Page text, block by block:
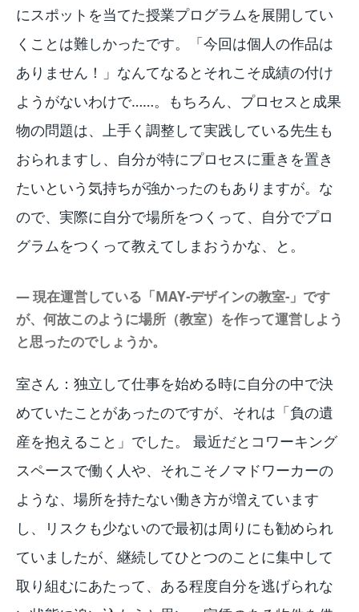
にスポットを当てた授業プログラムを展開してい
くことは難しかったです。「今回は個人の作品は
ありません！」なんてなるとそれこそ成績の付け
ようがないわけで……。もちろん、プロセスと成果
物の問題は、上手く調整して実践している先生も
おられますし、自分が特にプロセスに重きを置き
たいという気持ちが強かったのもありますが。な
ので、実際に自分で場所をつくって、自分でプロ
グラムをつくって教えてしまおうかな、と。
― 現在運営している「MAY-デザインの教室-」です
が、何故このように場所（教室）を作って運営しよう
と思ったのでしょうか。
室さん：独立して仕事を始める時に自分の中で決
めていたことがあったのですが、それは「負の遺
産を抱えること」でした。 最近だとコワーキング
スペースで働く人や、それこそノマドワーカーの
ような、場所を持たない働き方が増えています
し、リスクも少ないので最初は周りにも勧められ
ていましたが、継続してひとつのことに集中して
取り組むにあたって、ある程度自分を逃げられな